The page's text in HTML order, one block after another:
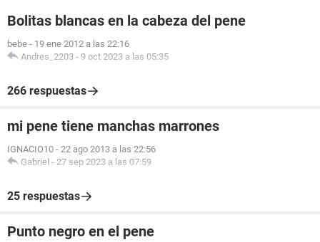
Bolitas blancas en la cabeza del pene
bebe - 19 ene 2012 a las 22:16
Andres_2203 - 9 oct 2023 a las 05:35
266 respuestas
mi pene tiene manchas marrones
IGNACIO10 - 22 ago 2013 a las 22:56
Gabriel - 27 sep 2023 a las 07:59
25 respuestas
Punto negro en el pene